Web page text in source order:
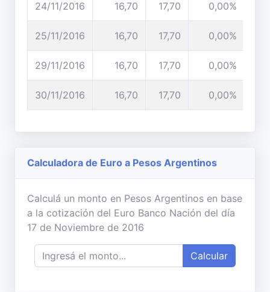
24/11/2016 16,70 17,70 0,00%
25/11/2016 16,70 17,70 0,00%
29/11/2016 16,70 17,70 0,00%
30/11/2016 16,70 17,70 0,00%
Calculadora de Euro a Pesos Argentinos
Calculá un monto en Pesos Argentinos en base
a la cotización del Euro Banco Nación del día
17 de Noviembre de 2016
Calcular